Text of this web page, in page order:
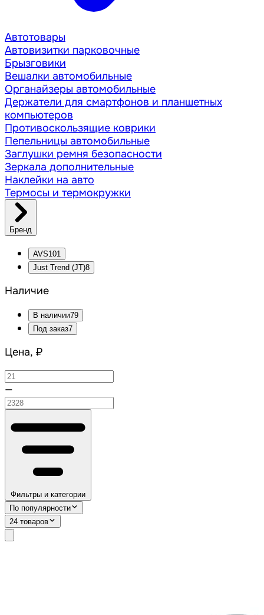
Автотовары
Автовизитки парковочные
Брызговики
Вешалки автомобильные
Органайзеры автомобильные
Держатели для смартфонов и планшетных
компьютеров
Противоскользящие коврики
Пепельницы автомобильные
Заглушки ремня безопасности
Зеркала дополнительные
Наклейки на авто
Термосы и термокружки
Бренд
AVS101
Just Trend (JT)8
Наличие
В наличии79
Под заказ7
Цена, ₽
—
Фильтры и категории
По популярности
24 товаров